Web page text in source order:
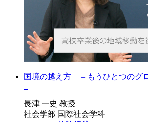
国境の越え方 – もうひとつのグ
–
長津 一史 教授
社会学部 国際社会学科